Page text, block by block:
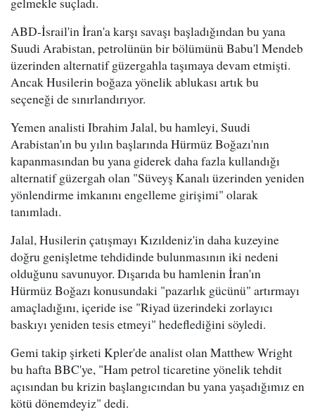
ABD-İsrail'in İran'a karşı savaşı başladığından bu yana
Suudi Arabistan, petrolünün bir bölümünü Babu'l Mendeb
üzerinden alternatif güzergahla taşımaya devam etmişti.
Ancak Husilerin boğaza yönelik ablukası artık bu
seçeneği de sınırlandırıyor.
Yemen analisti Ibrahim Jalal, bu hamleyi, Suudi
Arabistan'ın bu yılın başlarında Hürmüz Boğazı'nın
kapanmasından bu yana giderek daha fazla kullandığı
alternatif güzergah olan "Süveyş Kanalı üzerinden yeniden
yönlendirme imkanını engelleme girişimi" olarak
tanımladı.
Jalal, Husilerin çatışmayı Kızıldeniz'in daha kuzeyine
doğru genişletme tehdidinde bulunmasının iki nedeni
olduğunu savunuyor. Dışarıda bu hamlenin İran'ın
Hürmüz Boğazı konusundaki "pazarlık gücünü" artırmayı
amaçladığını, içeride ise "Riyad üzerindeki zorlayıcı
baskıyı yeniden tesis etmeyi" hedeflediğini söyledi.
Gemi takip şirketi Kpler'de analist olan Matthew Wright
bu hafta BBC'ye, "Ham petrol ticaretine yönelik tehdit
açısından bu krizin başlangıcından bu yana yaşadığımız en
kötü dönemdeyiz" dedi.